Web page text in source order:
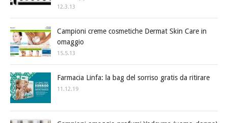
12.3.13
Campioni creme cosmetiche Dermat Skin Care in
omaggio
15.5.13
Farmacia Linfa: la bag del sorriso gratis da ritirare
11.12.19